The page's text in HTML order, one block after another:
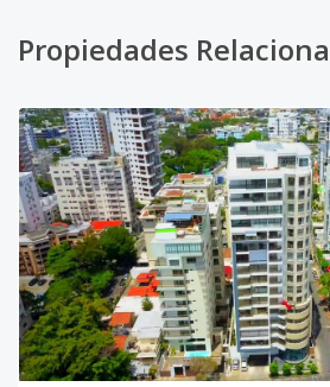
Propiedades